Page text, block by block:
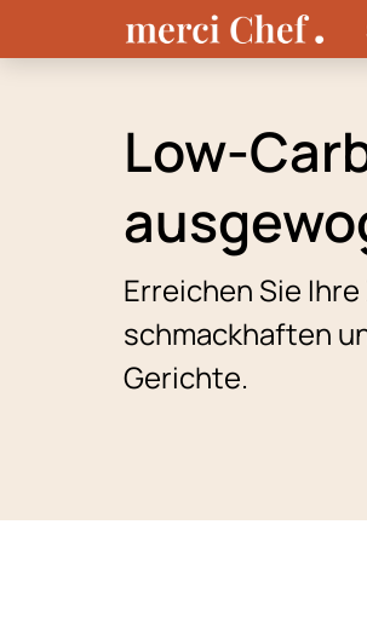
Low-
Erreichen Sie
schmackhaften
Gerichte.